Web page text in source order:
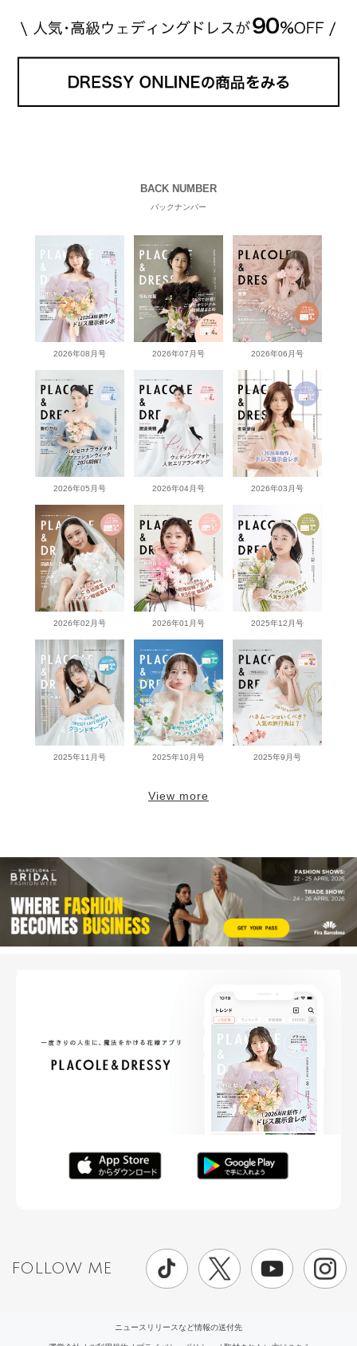
BACK NUMBER
バックナンバー
2026年08月号 2026年07月号 2026年06月号
2026年05月号 2026年04月号 2026年03月号
2026年02月号 2026年01月号 2025年12月号
2025年11月号 2025年10月号 2025年9月号
View more
FOLLOW ME
ニュースリリースなど情報の送付先